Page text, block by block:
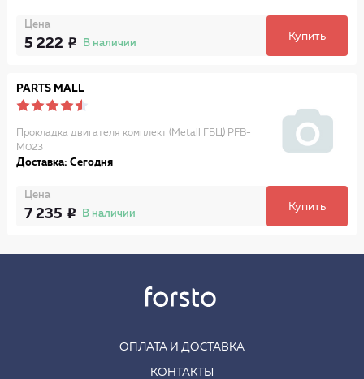
Цена
5 222 В наличии
Купить
PARTS MALL
Прокладка двигателя комплект (Metall ГБЦ) PFB-
M023
Доставка: Сегодня
Цена
7 235 В наличии
Купить
ОПЛАТА И ДОСТАВКА
КОНТАКТЫ